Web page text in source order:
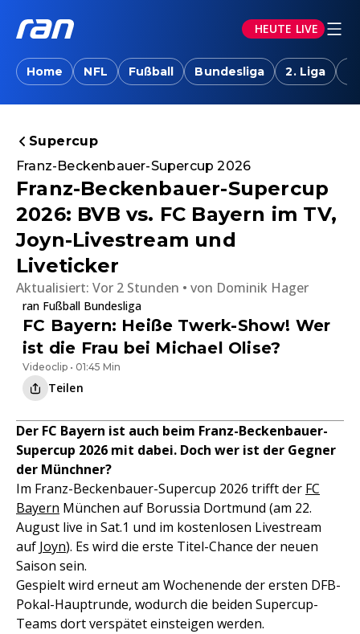
HEUTE LIVE
Home NFL Fußball Bundesliga 2. Liga
Supercup
Franz-Beckenbauer-Supercup 2026
Franz-Beckenbauer-Supercup
2026: BVB vs. FC Bayern im TV,
Joyn-Livestream und
Liveticker
Aktualisiert: Vor 2 Stunden von Dominik Hager
ran Fußball Bundesliga
FC Bayern: Heiße Twerk-Show! Wer
ist die Frau bei Michael Olise?
Videoclip • 01:45 Min
Teilen
Der FC Bayern ist auch beim Franz-Beckenbauer-
Supercup 2026 mit dabei. Doch wer ist der Gegner
der Münchner?
Im Franz-Beckenbauer-Supercup 2026 trifft der FC
Bayern München auf Borussia Dortmund (am 22.
August live in Sat.1 und im kostenlosen Livestream
auf Joyn). Es wird die erste Titel-Chance der neuen
Saison sein.
Gespielt wird erneut am Wochenende der ersten DFB-
Pokal-Hauptrunde, wodurch die beiden Supercup-
Teams dort verspätet einsteigen werden.